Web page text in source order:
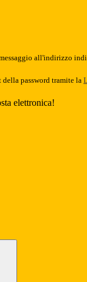
all'indirizzo
della password tramite la
elettronica!